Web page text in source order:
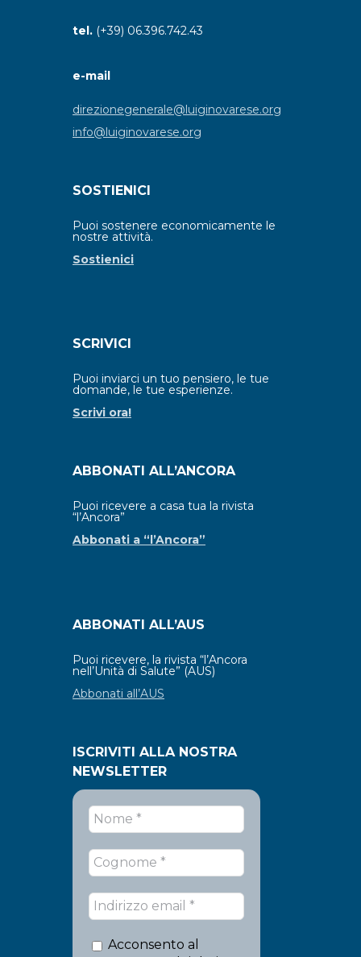
tel. (+39) 06.396.742.43
e-mail
direzionegenerale@luiginovarese.org
info@luiginovarese.org
SOSTIENICI
Puoi sostenere economicamente le
nostre attività.
Sostienici
SCRIVICI
Puoi inviarci un tuo pensiero, le tue
domande, le tue esperienze.
Scrivi ora!
ABBONATI ALL’ANCORA
Puoi ricevere a casa tua la rivista
“l’Ancora”
Abbonati a “l’Ancora”
ABBONATI ALL’AUS
Puoi ricevere, la rivista “l’Ancora
nell’Unità di Salute” (AUS)
Abbonati all’AUS
ISCRIVITI ALLA NOSTRA
NEWSLETTER
Acconsento al